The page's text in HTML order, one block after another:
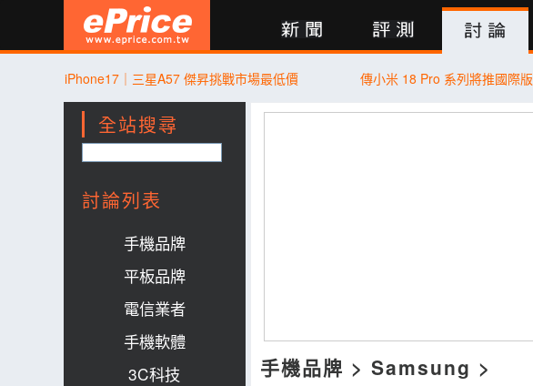
評測 討論 產品 買賣 登入 行動版
iPhone17｜三星A57 傑昇挑戰市場最低價 傳小米 18 Pro 系列將推國際版
全站搜尋
討論列表
手機品牌
平板品牌
電信業者
手機軟體
3C科技
手機品牌 > Samsung >